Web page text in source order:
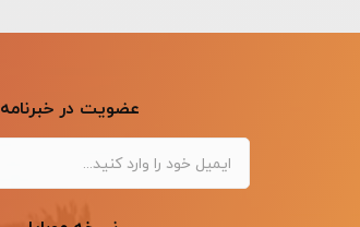
عضویت در خبرنامه
نسخه موبایل